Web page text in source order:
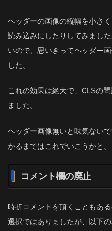
ヘッダーの画像の縦幅を小さ
読み込みにしたりしてみまし
いので、思いきってヘッダー
した。
これの効果は絶大で、CLSの
ました。
ヘッダー画像無いと味気ない
かるまではこれでいこうかと。
コメント欄の廃止
時折コメントを頂くこともあ
選択ではありましたが、以下